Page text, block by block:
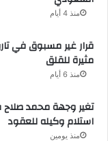
منذ 4 أيام
قرار غير مسبوق في
مثيرة للقلق
منذ 6 أيام
تغير وجهة محمد صلاح
استلام وكيله للعقود
منذ يومين